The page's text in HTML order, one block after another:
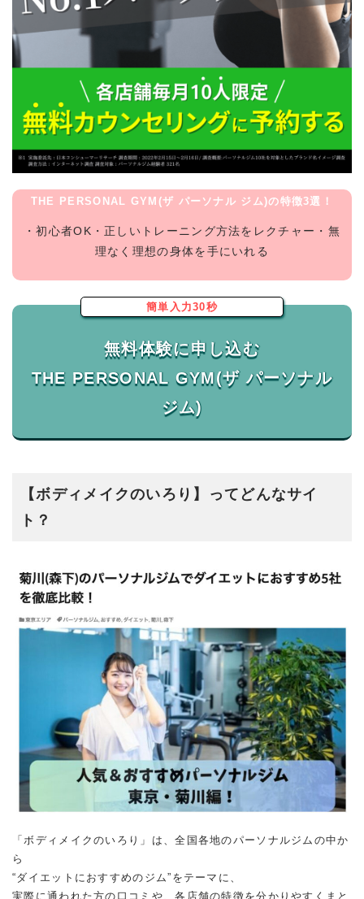
THE PERSONAL GYM(ザ パーソナル ジム)の特徴3選！
・初心者OK・正しいトレーニング方法をレクチャー・無
理なく理想の身体を手にいれる
簡単入力30秒
無料体験に申し込む
THE PERSONAL GYM(ザ パーソナル
【ボディメイクのいろり】ってどんなサイ
ト？
「ボディメイクのいろり」は、全国各地のパーソナルジムの中か
ら
“ダイエットにおすすめのジム”をテーマに、
実際に通われた方の口コミや、各店舗の特徴を分かりやすくまと